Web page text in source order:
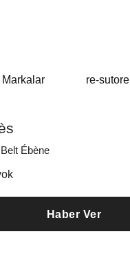
Markalar re-sutore
Ébène
Haber Ver